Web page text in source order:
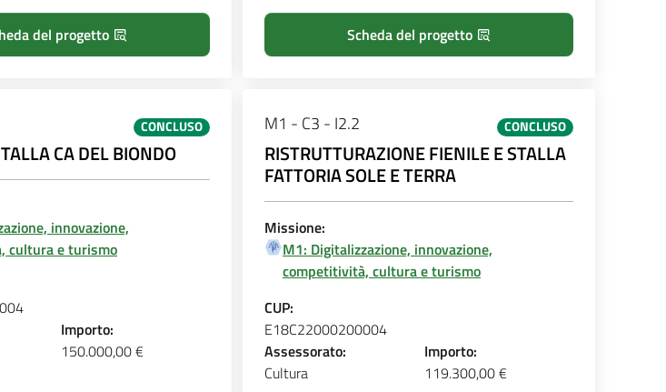
del progetto Scheda del progetto
CONCLUSO
CA DEL BIONDO
innovazione,
cultura e turismo
Importo:
150.000,00 €
M1 - C3 - I2.2 CONCLUSO
RISTRUTTURAZIONE FIENILE E STALLA
FATTORIA SOLE E TERRA
Missione:
M1: Digitalizzazione, innovazione,
competitività, cultura e turismo
CUP:
E18C22000200004
Assessorato:
Cultura
Importo:
119.300,00 €